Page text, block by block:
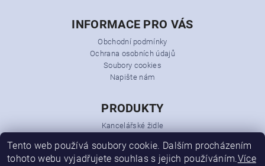
INFORMACE PRO VÁS
Obchodní podmínky
Ochrana osobních údajů
Soubory cookies
Napište nám
PRODUKTY
Kancelářské židle
Kancelářský nábytek
Konferenční židle
Tento web používá soubory cookie. Dalším procházením
tohoto webu vyjadřujete souhlas s jejich používáním.Více